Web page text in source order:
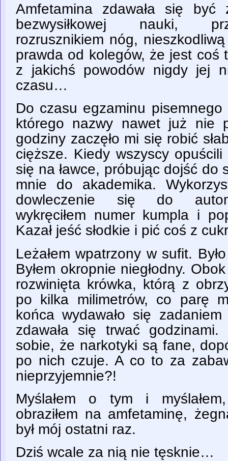
Amfetamina zdawała się być
bezwysiłkowej nauki,
rozrusznikiem nóg, nieszkodliwą
prawda od kolegów, że jest coś
z jakichś powodów nigdy jej
czasu…
Do czasu egzaminu
którego nazwy nawet już nie
godziny zaczęło mi się robić
cięższe. Kiedy wszyscy opuścili
się na ławce, próbując dojść do
mnie do akademika.
dowleczenie się do
wykręciłem numer kumpla i
Kazał jeść słodkie i pić coś z
Leżałem wpatrzony w sufit.
Byłem okropnie niegłodny.
rozwinięta krówka, którą z
po kilka milimetrów, co parę
końca wydawało się
zdawała się trwać godzinami.
sobie, że narkotyki są fane,
po nich czuje. A co to za
nieprzyjemnie?!
Myślałem o tym i
obraziłem na amfetaminę,
był mój ostatni raz.
Dziś wcale za nią nie tęsknie…